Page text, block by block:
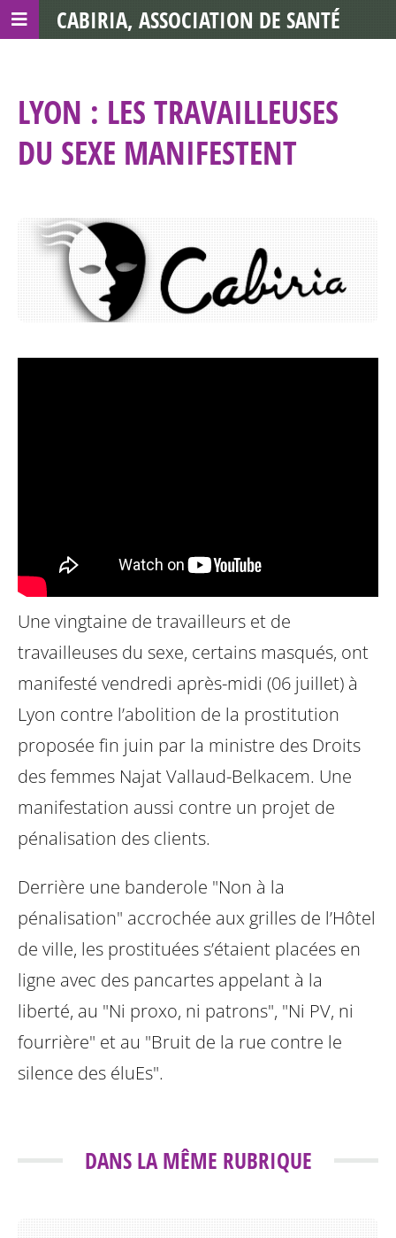
LYON : LES TRAVAILLEUSES
DU SEXE MANIFESTENT
Une vingtaine de travailleurs et de
travailleuses du sexe, certains masqués, ont
manifesté vendredi après-midi (06 juillet) à
Lyon contre l’abolition de la prostitution
proposée fin juin par la ministre des Droits
des femmes Najat Vallaud-Belkacem. Une
manifestation aussi contre un projet de
pénalisation des clients.
Derrière une banderole "Non à la
pénalisation" accrochée aux grilles de l’Hôtel
de ville, les prostituées s’étaient placées en
ligne avec des pancartes appelant à la
liberté, au "Ni proxo, ni patrons", "Ni PV, ni
fourrière" et au "Bruit de la rue contre le
silence des éluEs".
DANS LA MÊME RUBRIQUE
CABIRIA, ASSOCIATION DE SANTÉ